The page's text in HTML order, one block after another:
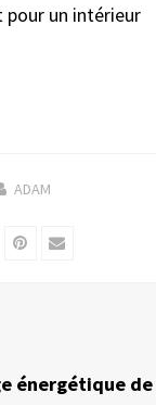
pour un intérieur
ADAM
Pinterest
Email
énergétique